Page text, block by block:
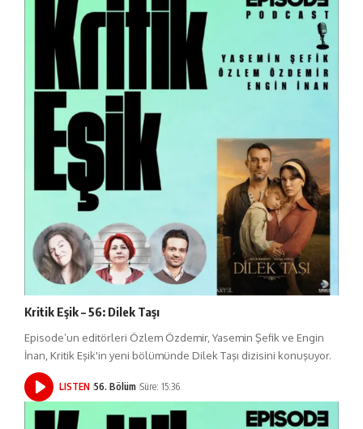
Kritik Eşik – 56: Dilek Taşı
Episode’un editörleri Özlem Özdemir, Yasemin Şefik ve Engin
İnan, Kritik Eşik'in yeni bölümünde Dilek Taşı dizisini konuşuyor.
LISTEN 56. Bölüm Süre: 15:36